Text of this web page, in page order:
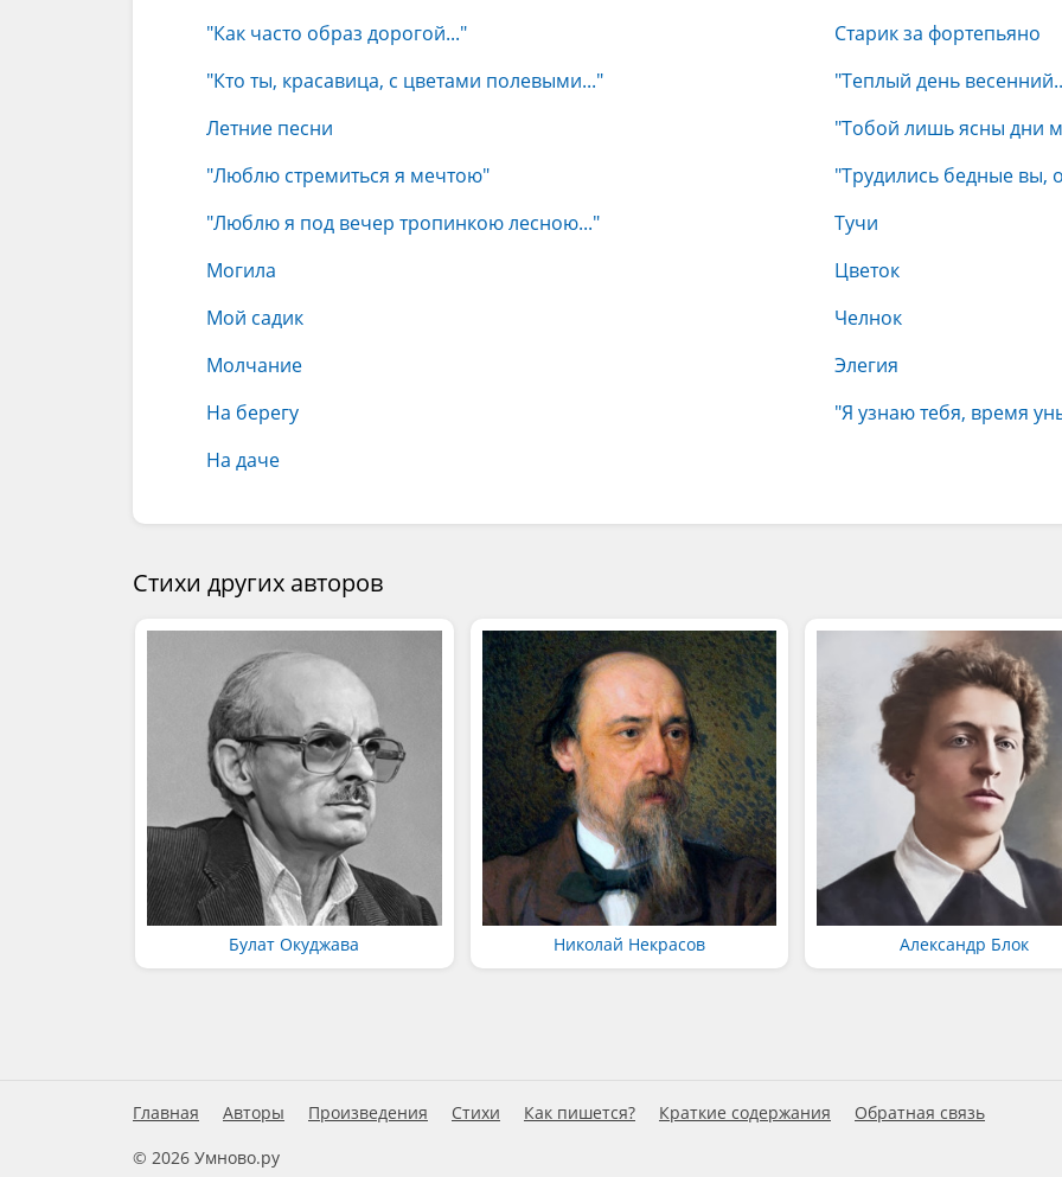
"Как часто образ дорогой..."
"Кто ты, красавица, с цветами полевыми..."
Летние песни
"Люблю стремиться я мечтою"
"Люблю я под вечер тропинкою лесною..."
Могила
Мой садик
Молчание
На берегу
На даче
Старик за фортепьяно
"Теплый день
"Тобой лишь ясны дни
"Трудились бедные вы,
Тучи
Цветок
Челнок
Элегия
"Я узнаю тебя, время
Стихи других авторов
Булат Окуджава Николай Некрасов Александр Блок
Главная Авторы Произведения Стихи Как пишется? Краткие содержания
Обратная связь
© 2026 Умново.ру